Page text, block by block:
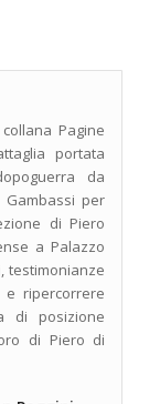
Pagine
portata
da
per
di Piero
a Palazzo
testimonianze
e ripercorrere
di posizione
di Piero di